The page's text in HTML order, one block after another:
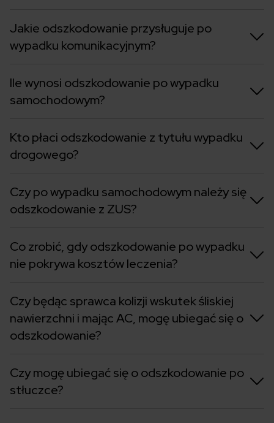
Jakie odszkodowanie przysługuje po
wypadku komunikacyjnym?
Ile wynosi odszkodowanie po wypadku
samochodowym?
Kto płaci odszkodowanie z tytułu wypadku
drogowego?
Czy po wypadku samochodowym należy się
odszkodowanie z ZUS?
Co zrobić, gdy odszkodowanie po wypadku
nie pokrywa kosztów leczenia?
Czy będąc sprawca kolizji wskutek śliskiej
nawierzchni i mając AC, mogę ubiegać się o
odszkodowanie?
Czy mogę ubiegać się o odszkodowanie po
stłuczce?